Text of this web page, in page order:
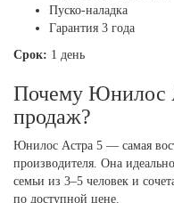
Пуско-наладка
Гарантия 3 года
Срок: 1 день
Почему Юнилос
продаж?
Юнилос Астра 5 — самая
производителя. Она
семьи из 3–5 человек и
по доступной цене.